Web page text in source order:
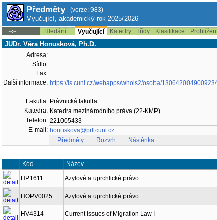
Předměty (verze: 983)
Vyučující, akademický rok 2025/2026
--:-- Hledání ... Vyučující Katedry Třídy Klasifikace
JUDr. Věra Honusková, Ph.D.
Adresa:
Sídlo:
Fax:
Další informace: https://is.cuni.cz/webapps/whois2/osoba/
Fakulta: Právnická fakulta
Katedra: Katedra mezinárodního práva (22-KMP)
Telefon: 221005433
E-mail: honuskova@prf.cuni.cz
Předměty
Rozvrh Nástěnka
Kód Název
HP1611
Azylové a uprchlické právo
HOPV0025 Azylové a uprchlické právo
HV4314 Current Issues of Migration Law I